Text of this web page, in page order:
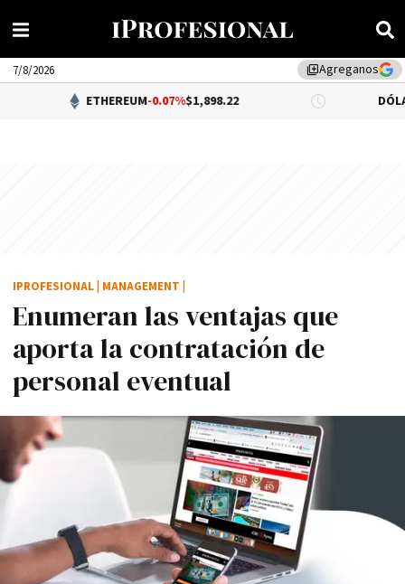
library_addAgreganos
7/8/2026
ETHEREUM-0.07%$1,898.22 DÓLAR BNA
Enumeran las ventajas que
aporta la contratación de
personal eventual
IPROFESIONAL MANAGEMENT